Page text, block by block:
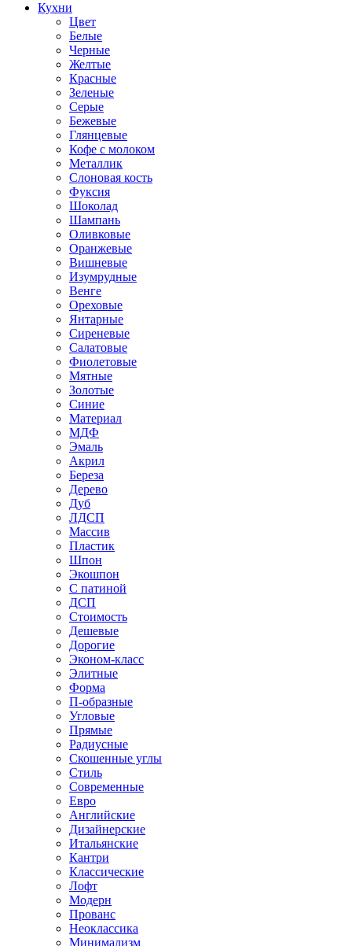
Кухни
Цвет
Белые
Черные
Желтые
Красные
Зеленые
Серые
Бежевые
Глянцевые
Кофе с молоком
Металлик
Слоновая кость
Фуксия
Шоколад
Шампань
Оливковые
Оранжевые
Вишневые
Изумрудные
Венге
Ореховые
Янтарные
Сиреневые
Салатовые
Фиолетовые
Мятные
Золотые
Синие
Материал
МДФ
Эмаль
Акрил
Береза
Дерево
Дуб
ЛДСП
Массив
Пластик
Шпон
Экошпон
С патиной
ДСП
Стоимость
Дешевые
Дорогие
Эконом-класс
Элитные
Форма
П-образные
Угловые
Прямые
Радиусные
Скошенные углы
Стиль
Современные
Евро
Английские
Дизайнерские
Итальянские
Кантри
Классические
Лофт
Модерн
Прованс
Неоклассика
Минимализм